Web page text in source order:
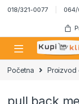
Skip to navigation
Skip to content
018/321-0077 064/
Početna Proizvod
pull back